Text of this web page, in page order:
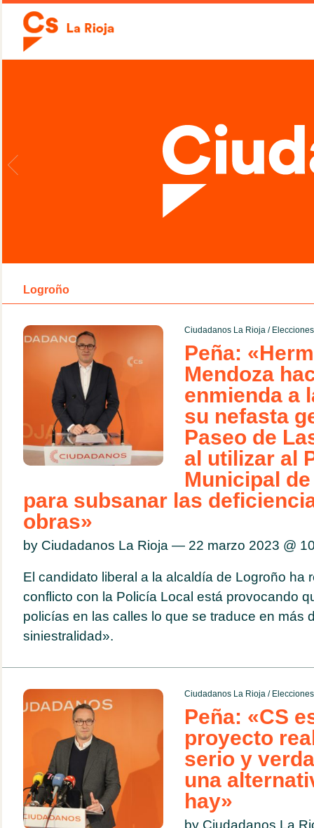
Logroño
Ciudadanos La Rioja/
Peña:
Mendoza
enmienda a
su nefasta
Paseo de
al utilizar al
Municipal
para subsanar las
obras»
by Ciudadanos La Rioja — 22 marzo 2023 @
El candidato liberal a la alcaldía de Logroño ha
conflicto con la Policía Local está provocando
policías en las calles lo que se traduce en más
siniestralidad».
Ciudadanos La Rioja/
Peña: «CS
proyecto
serio y
una
hay»
by Ciudadanos La